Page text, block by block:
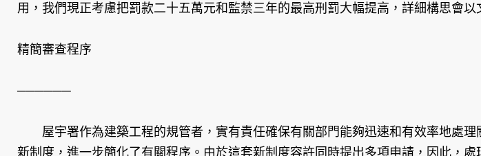
用，我們現正考慮把罰款二十五萬元和監禁三年的最高刑罰大幅提高，詳細構思會以
精簡審查程序
──────
屋宇署作為建築工程的規管者，實有責任確保有關部門能夠迅速和有效率地處理
新制度，進一步簡化了有關程序。由於這套新制度容許同時提出多項申請，因此，